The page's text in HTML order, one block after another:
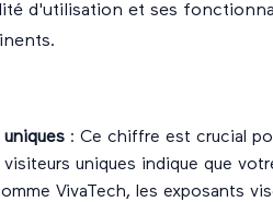
d'utilisation et ses
: Ce chiffre est crucial
uniques indique que
VivaTech, les exposants